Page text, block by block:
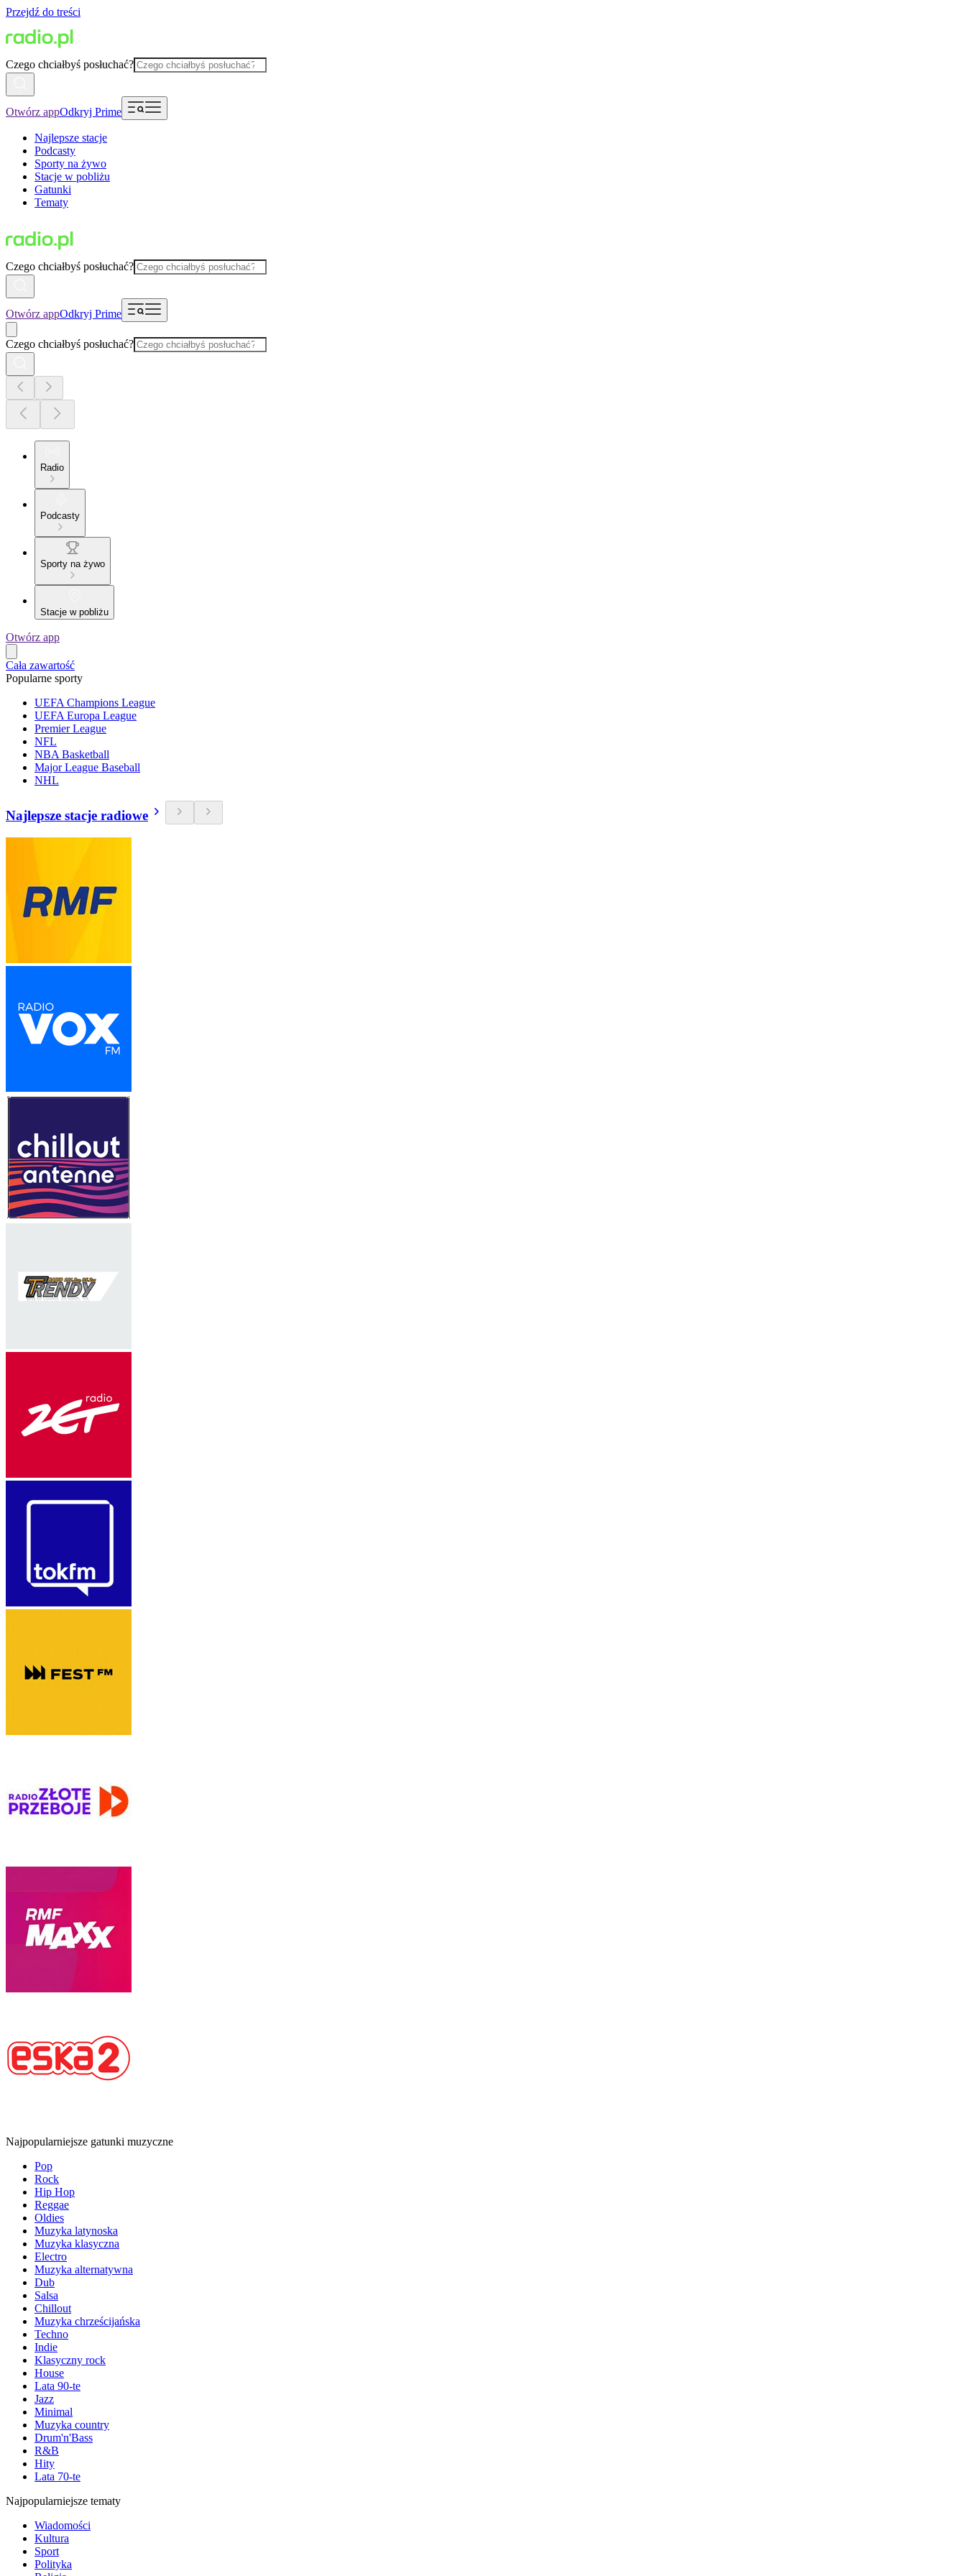
Przejdź do treści
Czego chciałbyś posłuchać?
Otwórz appOdkryj Prime
Najlepsze stacje
Podcasty
Sporty na żywo
Stacje w pobliżu
Gatunki
Tematy
Czego chciałbyś posłuchać?
Otwórz appOdkryj Prime
Czego chciałbyś posłuchać?
Radio
Podcasty
Sporty na żywo
Stacje w pobliżu
Otwórz app
Cała zawartość
Popularne sporty
UEFA Champions League
UEFA Europa League
Premier League
NFL
NBA Basketball
Major League Baseball
NHL
Najlepsze stacje radiowe
Najpopularniejsze gatunki muzyczne
Pop
Rock
Hip Hop
Reggae
Oldies
Muzyka latynoska
Muzyka klasyczna
Electro
Muzyka alternatywna
Dub
Salsa
Chillout
Muzyka chrześcijańska
Techno
Indie
Klasyczny rock
House
Lata 90-te
Jazz
Minimal
Muzyka country
Drum'n'Bass
R&B
Hity
Lata 70-te
Najpopularniejsze tematy
Wiadomości
Kultura
Sport
Polityka